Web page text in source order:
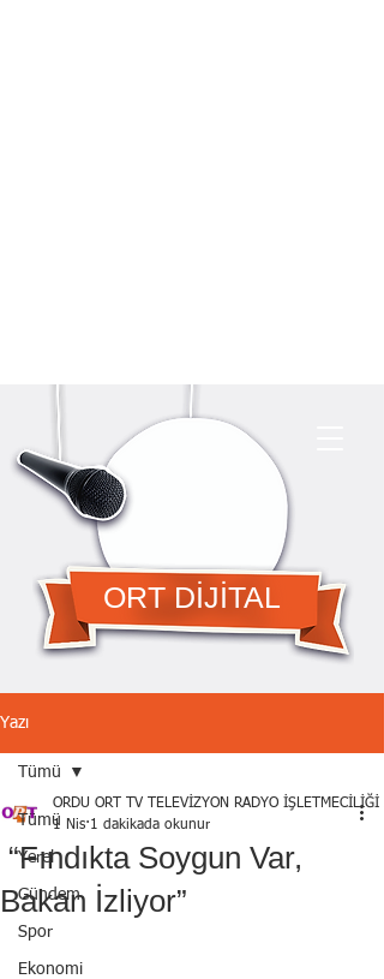
ORT DİJİTAL
Yazı
Tümü
Yerel
Gündem
Spor
Ekonomi
Tümü
“Fındıkta Soygun Var,
Bakan İzliyor”
ORDU ORT TV TELEVİZYON RADYO İŞLETMECİLİĞİ
1 Nis 1 dakikada okunur